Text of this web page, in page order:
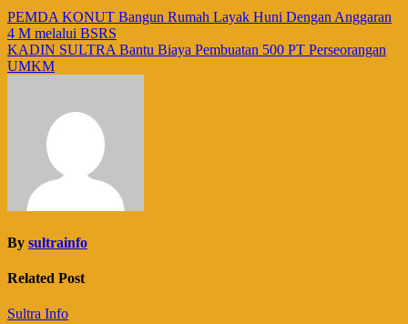
Navigasi
pos
PEMDA KONUT Bangun Rumah Layak Huni Dengan Anggaran
4 M melalui BSRS
KADIN SULTRA Bantu Biaya Pembuatan 500 PT Perseorangan
UMKM
By sultrainfo
Related Post
Sultra Info